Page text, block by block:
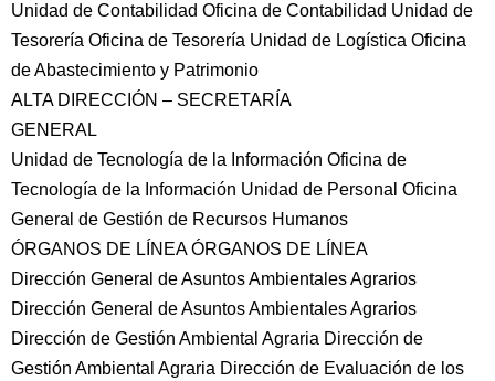
Unidad de Contabilidad Oficina de Contabilidad Unidad de
Tesorería Oficina de Tesorería Unidad de Logística Oficina
de Abastecimiento y Patrimonio
ALTA DIRECCIÓN – SECRETARÍA
GENERAL
Unidad de Tecnología de la Información Oficina de
Tecnología de la Información Unidad de Personal Oficina
General de Gestión de Recursos Humanos
ÓRGANOS DE LÍNEA ÓRGANOS DE LÍNEA
Dirección General de Asuntos Ambientales Agrarios
Dirección General de Asuntos Ambientales Agrarios
Dirección de Gestión Ambiental Agraria Dirección de
Gestión Ambiental Agraria Dirección de Evaluación de los